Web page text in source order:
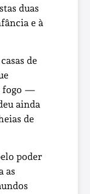
duas
e à
de
fogo —
ainda
de
poder
as